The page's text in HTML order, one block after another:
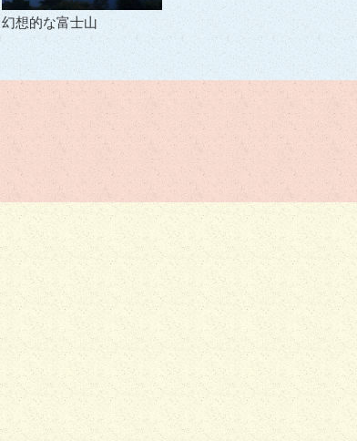
幻想的な富士山